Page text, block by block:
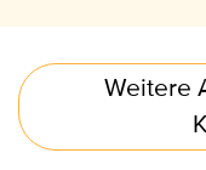
Weitere